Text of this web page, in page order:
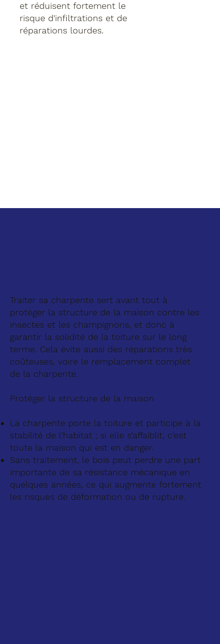
et réduisent fortement le
risque d'infiltrations et de
réparations lourdes.
Traiter sa charpente sert avant tout à
protéger la structure de la maison contre les
insectes et les champignons, et donc à
garantir la solidité de la toiture sur le long
terme. Cela évite aussi des réparations très
coûteuses, voire le remplacement complet
de la charpente.
Protéger la structure de la maison
La charpente porte la toiture et participe à la
stabilité de l'habitat ; si elle s’affaiblit, c’est
toute la maison qui est en danger.​
Sans traitement, le bois peut perdre une part
importante de sa résistance mécanique en
quelques années, ce qui augmente fortement
les risques de déformation ou de rupture.